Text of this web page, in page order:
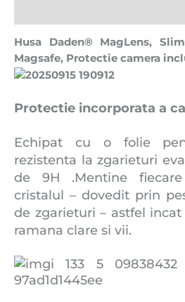
Husa Daden® MagLens,
Magsafe, Protectie camera
Protectie incorporata a
Echipat cu o folie
rezistenta la zgarieturi
de 9H .Mentine
cristalul – dovedit prin
de zgarieturi – astfel
ramana clare si vii.